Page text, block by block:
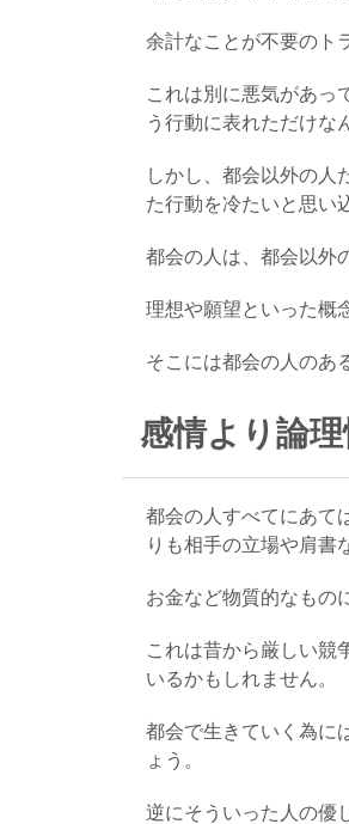
余計なことが不要のト
これは別に悪気があっ
う行動に表れただけな
しかし、都会以外の人
た行動を冷たいと思い
都会の人は、都会以外
理想や願望といった概
そこには都会の人のあ
感情より論
都会の人すべてにあて
りも相手の立場や肩書
お金など物質的なもの
これは昔から厳しい競
いるかもしれません。
都会で生きていく為に
ょう。
逆にそういった人の優